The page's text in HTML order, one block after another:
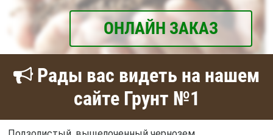
ОНЛАЙН ЗАКАЗ
Рады вас видеть на нашем
сайте Грунт №1